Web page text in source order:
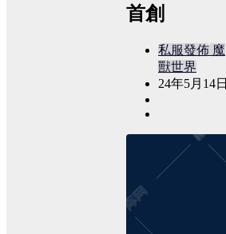
首創
私服發佈 魔
獸世界
24年5月14日